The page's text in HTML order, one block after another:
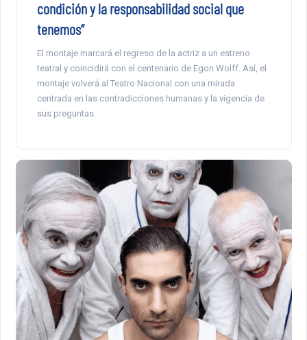
condición y la responsabilidad social que
tenemos”
El montaje marcará el regreso de la actriz a un estreno
teatral y coincidirá con el centenario de Egon Wolff. Así, el
montaje volverá al Teatro Nacional con una mirada
centrada en las contradicciones humanas y la vigencia de
sus preguntas.